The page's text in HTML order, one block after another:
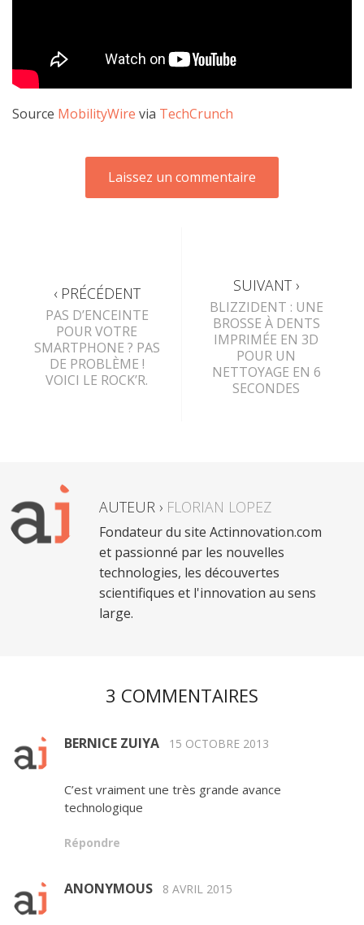
Source MobilityWire via TechCrunch
‹ PRÉCÉDENT
PAS D’ENCEINTE
POUR VOTRE
SMARTPHONE ? PAS
DE PROBLÈME !
VOICI LE ROCK’R.
SUIVANT ›
BLIZZIDENT : UNE
BROSSE À DENTS
IMPRIMÉE EN 3D
POUR UN
NETTOYAGE EN 6
SECONDES
AUTEUR › FLORIAN LOPEZ
Fondateur du site Actinnovation.com
et passionné par les nouvelles
technologies, les découvertes
scientifiques et l'innovation au sens
large.
3 COMMENTAIRES
BERNICE ZUIYA 15 OCTOBRE 2013
C’est vraiment une très grande avance
technologique
Répondre
ANONYMOUS 8 AVRIL 2015